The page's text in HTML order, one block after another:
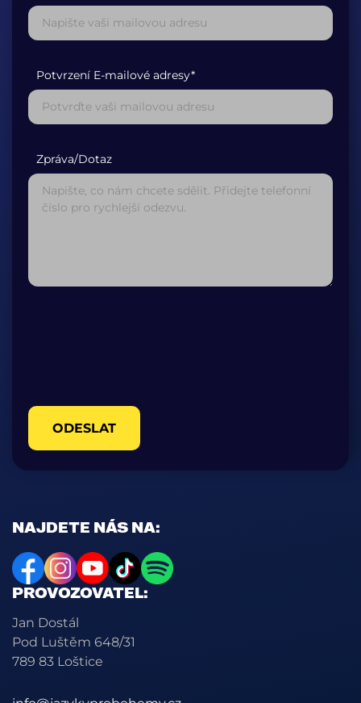
NAJDETE NÁS NA:
PROVOZOVATEL:
Jan Dostál
Pod Luštěm 648/31
789 83 Loštice
Potvrzení E-mailové adresy*
Zpráva/Dotaz
ODESLAT